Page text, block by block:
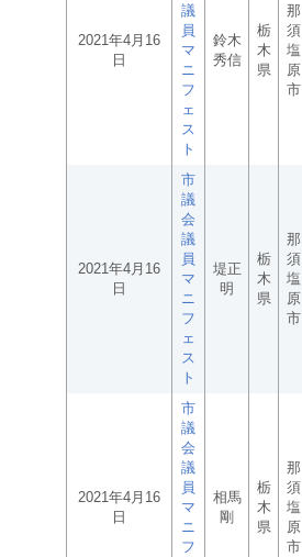
2021年4月16
日
議
員
マ
ニ
フ
ェ
ス
ト
鈴木
秀信
栃
木
県
那
須
塩
原
市
2021年4月16
日
市
議
会
議
員
マ
ニ
フ
ェ
ス
ト
堤正
明
栃
木
県
那
須
塩
原
市
2021年4月16
日
市
議
会
議
員
マ
ニ
フ
相馬
剛
栃
木
県
那
須
塩
原
市